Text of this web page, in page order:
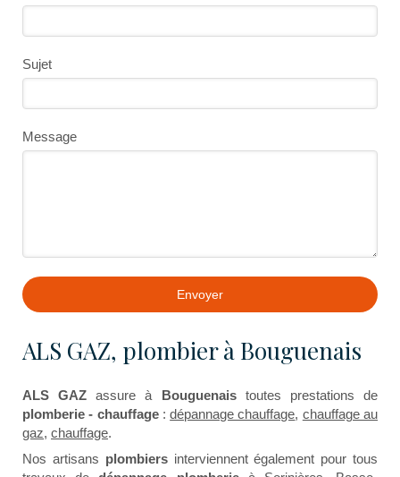
Sujet
Message
Envoyer
ALS GAZ, plombier à Bouguenais
ALS GAZ assure à Bouguenaistoutes prestations de
plomberie - chauffage:dépannage chauffage, chauffage au
gaz, chauffage.
Nos artisans plombiersinterviennent également pour tous